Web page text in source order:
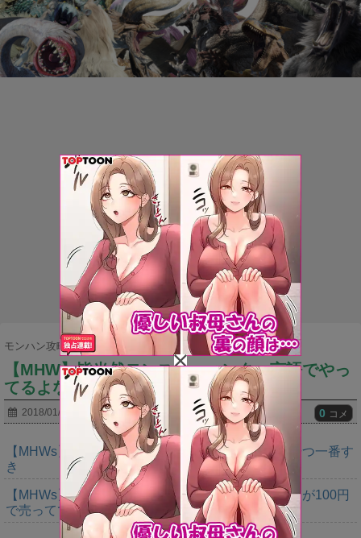
モンハン攻略まとめ隊 > ネタ・雑談
【MHW】皆当然モンスターハンター言語でやっ
てるよな？
2018/01/31 0 コメ
【MHWs】鍔迫り合いでオメガの強さ見せられるやつ一番す
き
【MHWs】ヨドバシ行ったらレダウのキーホルダーが100円
で売ってて草